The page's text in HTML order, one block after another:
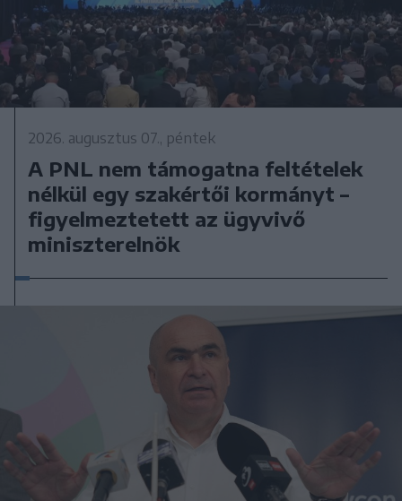
2026. augusztus 07., péntek
A PNL nem támogatna feltételek
nélkül egy szakértői kormányt –
figyelmeztetett az ügyvivő
miniszterelnök